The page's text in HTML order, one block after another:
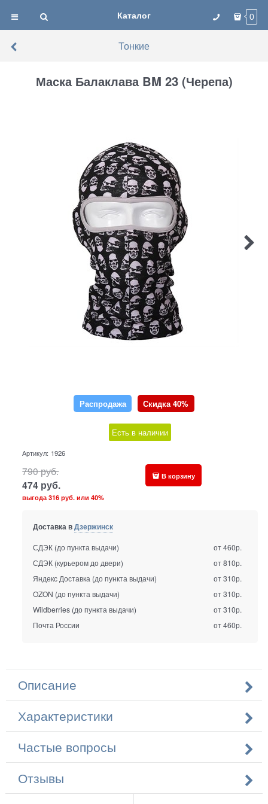
Каталог 0
Тонкие
Маска Балаклава BM 23 (Черепа)
Распродажа Скидка 40%
Есть в наличии
Артикул: 1926
790руб.
474 руб.
выгода316 руб. или40%
В корзину
Доставка вДзержинск
СДЭК (до пункта выдачи)
от 460р.
СДЭК (курьером до двери)
от 810р.
Яндекс Доставка (до пункта выдачи)
от 310р.
OZON (до пункта выдачи)
от 310р.
Wildberries (до пункта выдачи)
от 310р.
Почта России
от 460р.
Описание
Характеристики
Частые вопросы
Отзывы